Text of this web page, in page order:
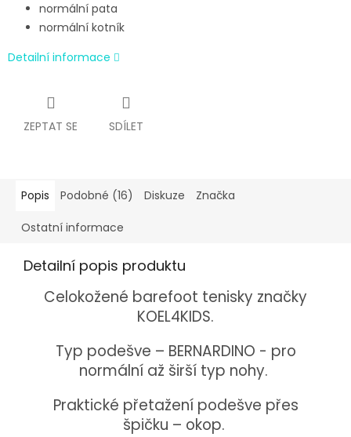
normální pata
normální kotník
Detailní informace
ZEPTAT SE SDÍLET
Popis Podobné (16) Diskuze Značka
Ostatní informace
Detailní popis produktu
Celokožené barefoot tenisky značky
KOEL4KIDS.
Typ podešve – BERNARDINO - pro
normální až širší typ nohy.
Praktické přetažení podešve přes
špičku – okop.